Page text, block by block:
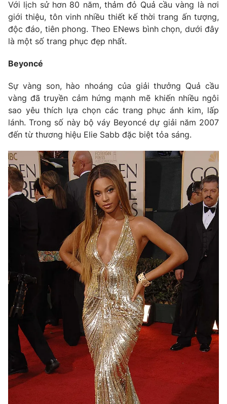
Chuyên mục khác
Emagazine Podcast
Photo
Video Shorts video
VTV Money VTV Thể thao
VTV Sức khoẻ Bất động sản
Thị trường 24h Tấm lòng Việt
Vươn mình bằng AI
VTV8
Liên hệ tòa soạn English
THỜI BÁO VTV
Theo dõi báo trên
Cơ quan chủ quản:
Đài Truyền hình Việt Nam
Thời báo VTV
Với lịch sử hơn 80 năm, thảm đỏ Quả cầu vàng là nơi
giới thiệu, tôn vinh nhiều thiết kế thời trang ấn tượng,
độc đáo, tiên phong. Theo ENews bình chọn, dưới đây
là một số trang phục đẹp nhất.
Beyoncé
Sự vàng son, hào nhoáng của giải thưởng Quả cầu
vàng đã truyền cảm hứng mạnh mẽ khiến nhiều ngôi
sao yêu thích lựa chọn các trang phục ánh kim, lấp
lánh. Trong số này bộ váy Beyoncé dự giải năm 2007
đến từ thương hiệu Elie Sabb đặc biệt tỏa sáng.